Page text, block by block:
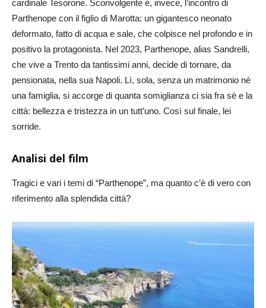
cardinale Tesorone. Sconvolgente è, invece, l’incontro di
Parthenope con il figlio di Marotta: un gigantesco neonato
deformato, fatto di acqua e sale, che colpisce nel profondo e in
positivo la protagonista. Nel 2023, Parthenope, alias Sandrelli,
che vive a Trento da tantissimi anni, decide di tornare, da
pensionata, nella sua Napoli. Lì, sola, senza un matrimonio né
una famiglia, si accorge di quanta somiglianza ci sia fra sè e la
città: bellezza e tristezza in un tutt’uno. Così sul finale, lei
sorride.
Analisi del film
Tragici e vari i temi di “Parthenope”, ma quanto c’è di vero con
riferimento alla splendida città?